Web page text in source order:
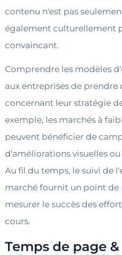
contenu n'est pas
également culturellement
convaincant.
Comprendre les modèles
aux entreprises de prendre
concernant leur stratégie
exemple, les marchés à
peuvent bénéficier de
d'améliorations visuelles ou
Au fil du temps, le suivi de
marché fournit un point de
mesurer le succès des
cours.
Temps de page